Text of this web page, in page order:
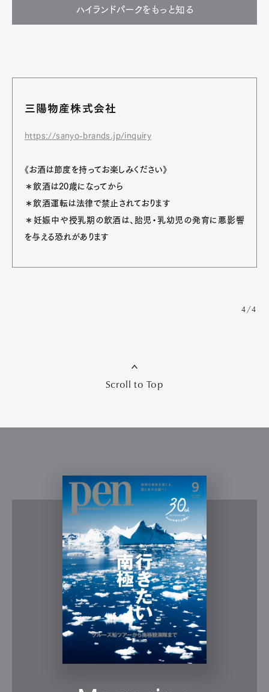
ハイランドパークをもっと知る
三陽物産株式会社
https://sanyo-brands.jp/inquiry
《お酒は節度を持ってお楽しみください》
＊飲酒は20歳になってから
＊飲酒運転は法律で禁止されております
＊妊娠中や授乳期の飲酒は、胎児・乳幼児の発育に悪影響
を与える恐れがあります
4/4
Scroll to Top